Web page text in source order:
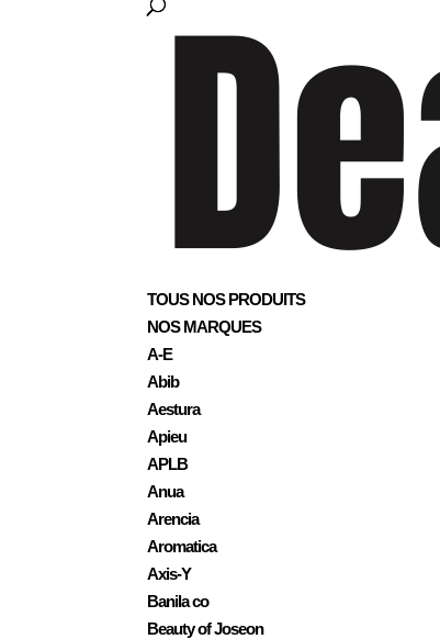
TOUS NOS PRODUITS
NOS MARQUES
A-E
Abib
Aestura
Apieu
APLB
Anua
Arencia
Aromatica
Axis-Y
Banila co
Beauty of Joseon